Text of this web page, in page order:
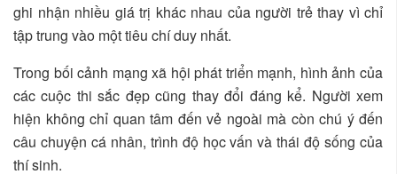
ghi nhận nhiều giá trị khác nhau của người trẻ thay vì chỉ
tập trung vào một tiêu chí duy nhất.
Trong bối cảnh mạng xã hội phát triển mạnh, hình ảnh của
các cuộc thi sắc đẹp cũng thay đổi đáng kể. Người xem
hiện không chỉ quan tâm đến vẻ ngoài mà còn chú ý đến
câu chuyện cá nhân, trình độ học vấn và thái độ sống của
thí sinh.